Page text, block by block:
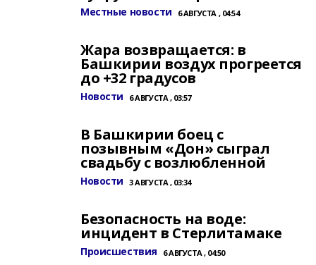
Местные новости 6 АВГУСТА , 04:54
Жара возвращается: в
Башкирии воздух прогреется
до +32 градусов
Новости 6 АВГУСТА , 03:57
В Башкирии боец с
позывным «Дон» сыграл
свадьбу с возлюбленной
Новости 3 АВГУСТА , 03:34
Безопасность на воде:
инцидент в Стерлитамаке
Происшествия 6 АВГУСТА , 04:50